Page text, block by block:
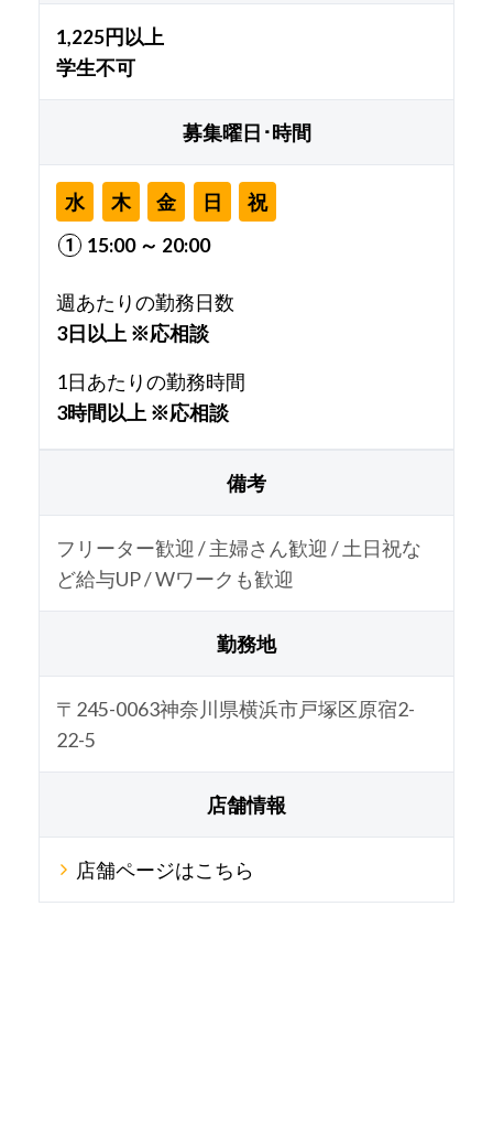
1,225円以上
学生不可
募集曜日･時間
水 木 金 日
祝
15:00 ～ 20:00
週あたりの勤務日数
3日以上 ※応相談
1日あたりの勤務時間
3時間以上 ※応相談
備考
フリーター歓迎 / 主婦さん歓迎 / 土日祝な
ど給与UP / Wワークも歓迎
勤務地
〒245-0063神奈川県横浜市戸塚区原宿2-
22-5
店舗情報
店舗ページはこちら